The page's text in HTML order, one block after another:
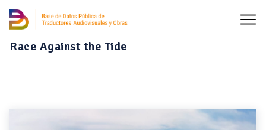
Race Against the Tide